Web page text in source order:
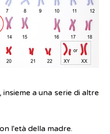
a una serie di altre
l'età della madre.